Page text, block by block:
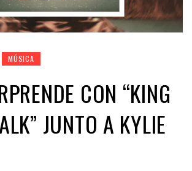
MÚSICA
CON “KING
JUNTO A KYLIE